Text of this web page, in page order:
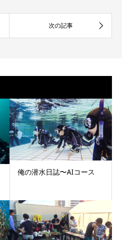
俺の潜水日誌〜AIコース